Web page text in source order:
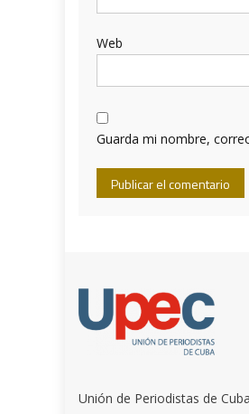
Web
Guarda mi nombre,
Unión de Periodistas de